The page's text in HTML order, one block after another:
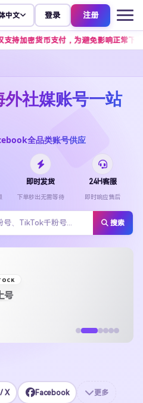
中文 登录 注册
，为避免影响正常下单，建议提前安
社媒账号一站
全品类账号供应
即时发货
下单秒出无需等待
24H客服
即时响应售后
搜索
号
X Facebook 更多